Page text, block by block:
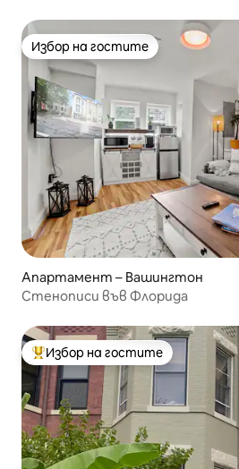
Избор на гостите
Избор на гостите
Апартамент – Вашингтон
Стенописи във Флорида
Най-популярен избор на гостите
Избор на гостите